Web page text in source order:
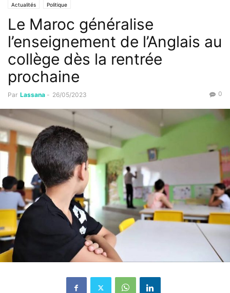
Actualités Politique
Le Maroc généralise
l’enseignement de l’Anglais au
collège dès la rentrée
prochaine
Par Lassana - 26/05/2023 0